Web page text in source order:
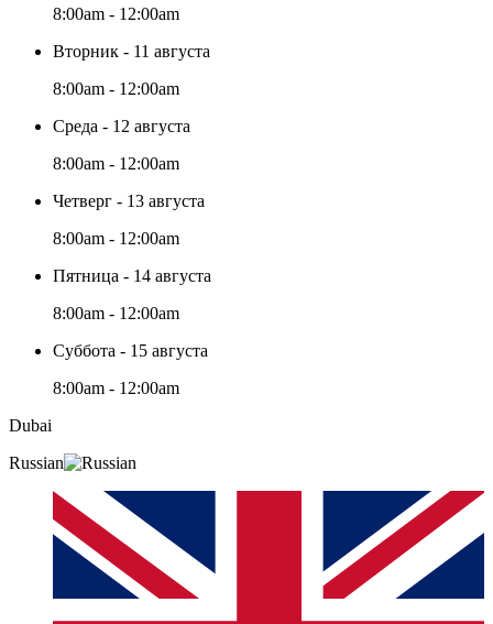
8:00am - 12:00am
Вторник - 11 августа
8:00am - 12:00am
Среда - 12 августа
8:00am - 12:00am
Четверг - 13 августа
8:00am - 12:00am
Пятница - 14 августа
8:00am - 12:00am
Суббота - 15 августа
8:00am - 12:00am
Dubai
Russian